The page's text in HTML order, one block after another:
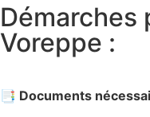
Démarches
Voreppe :
📑 Documents